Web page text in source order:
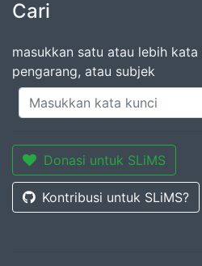
Cari
masukkan satu atau lebih
pengarang, atau subjek
Donasi untuk SLiMS
Kontribusi untuk SLiMS?